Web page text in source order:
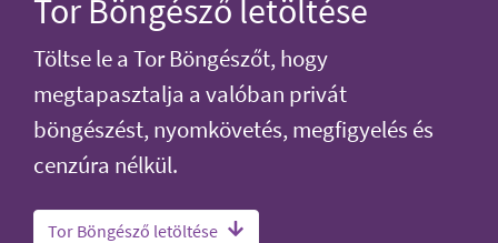
Tor Böngésző letöltése
Töltse le a Tor Böngészőt, hogy
megtapasztalja a valóban privát
böngészést, nyomkövetés, megfigyelés és
cenzúra nélkül.
Tor Böngésző letöltése